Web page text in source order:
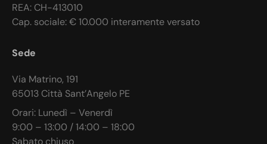
REA: CH-413010
Cap. sociale: € 10.000 interamente versato
Sede
Via Matrino, 191
65013 Città Sant’Angelo PE
Orari: Lunedì – Venerdì
9:00 – 13:00 / 14:00 – 18:00
Sabato chiuso